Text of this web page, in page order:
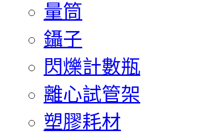
量筒
鑷子
閃爍計數瓶
離心試管架
塑膠耗材